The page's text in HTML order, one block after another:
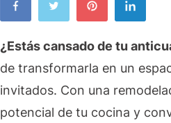
¿Estás cansado de tu
de transformarla en un
invitados. Con una
potencial de tu cocina y